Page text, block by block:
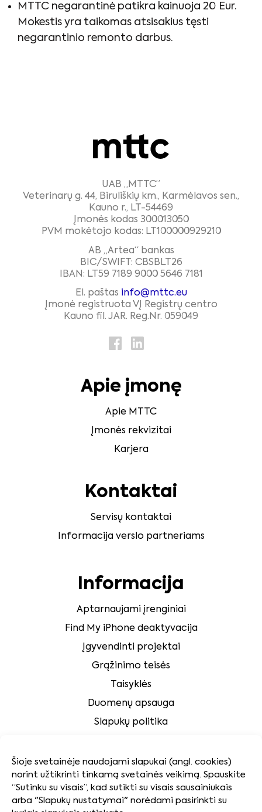
Šioje svetainėje naudojami slapukai (angl. cookies)
norint užtikrinti tinkamą svetainės veikimą. Spauskite
“Sutinku su visais”, kad sutikti su visais sausainiukais
arba "Slapukų nustatymai" norėdami pasirinkti su
MTTC negarantinė patikra kainuoja 20 Eur.
Mokestis yra taikomas atsisakius tęsti
negarantinio remonto darbus.
UAB „MTTC”
Veterinarų g. 44, Biruliškių km., Karmėlavos sen.,
Kauno r., LT-54469
Įmonės kodas 300013050
PVM mokėtojo kodas: LT100000929210
AB „Artea“ bankas
BIC/SWIFT: CBSBLT26
IBAN: LT59 7189 9000 5646 7181
El. paštas info@mttc.eu
Įmonė registruota VĮ Registrų centro
Kauno fil. JAR. Reg.Nr. 059049
Apie įmonę
Apie MTTC
Įmonės rekvizitai
Karjera
Kontaktai
Servisų kontaktai
Informacija verslo partneriams
Informacija
Aptarnaujami įrenginiai
Find My iPhone deaktyvacija
Įgyvendinti projektai
Grąžinimo teisės
Taisyklės
Duomenų apsauga
Slapukų politika
Tvarumas